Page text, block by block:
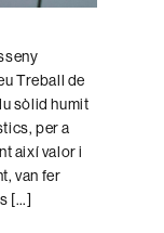
Treball de
sòlid humit
per a
així valor i
van fer
[…]